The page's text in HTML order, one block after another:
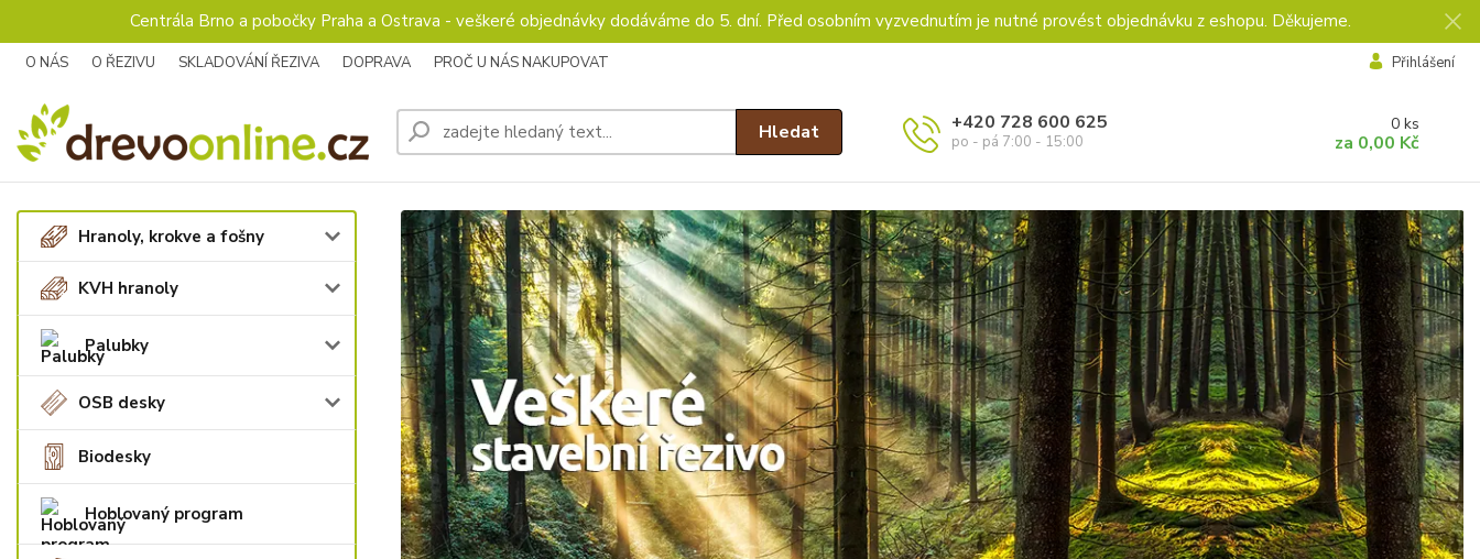
Centrála Brno a pobočky Praha a Ostrava - veškeré objednávky dodáváme do 5. dní. Před osobním vyzvednutím je nutné provést objednávku z eshopu. Děkujeme.
O NÁS O ŘEZIVU SKLADOVÁNÍ ŘEZIVA DOPRAVA PROČ U NÁS NAKUPOVAT Přihlášení
Hledat +420 728 600 625
po - pá 7:00 - 15:00
0 ks
za 0,00 Kč
Hranoly, krokve a fošny
KVH hranoly
Palubky
OSB desky
Biodesky
Hoblovaný program